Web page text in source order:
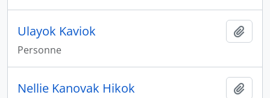
Ulayok Kaviok
Personne
Nellie Kanovak Hikok